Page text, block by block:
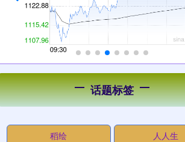
话题标签
稻绘 人人生